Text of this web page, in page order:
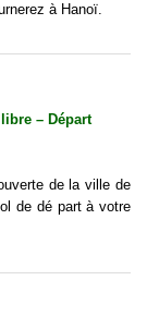
à Hanoï.
– Départ
de la ville de
de dé part à votre